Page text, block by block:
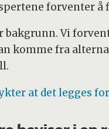
forventer å
bakgrunn. Vi
komme fra
at det legges